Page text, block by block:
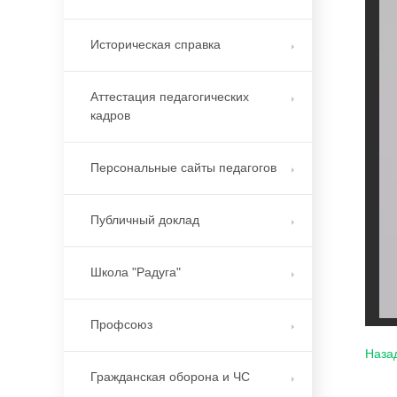
Историческая справка
Аттестация педагогических
кадров
Персональные сайты педагогов
Публичный доклад
Школа "Радуга"
Профсоюз
Гражданская оборона и ЧС